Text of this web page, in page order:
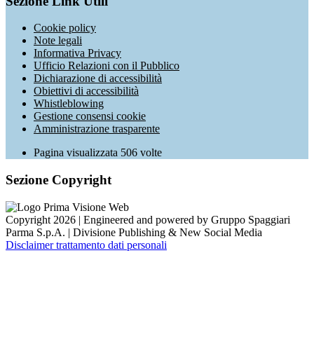
Cookie policy
Note legali
Informativa Privacy
Ufficio Relazioni con il Pubblico
Dichiarazione di accessibilità
Obiettivi di accessibilità
Whistleblowing
Gestione consensi cookie
Amministrazione trasparente
Pagina visualizzata 506 volte
Sezione Copyright
Copyright 2026 | Engineered and powered by Gruppo Spaggiari
Parma S.p.A. | Divisione Publishing & New Social Media
Disclaimer trattamento dati personali